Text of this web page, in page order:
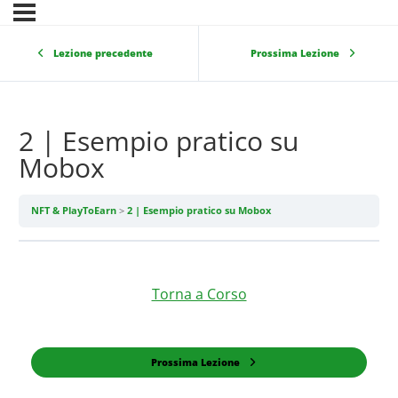
Lezione precedente Prossima Lezione
2 | Esempio pratico su
Mobox
NFT & PlayToEarn 2 | Esempio pratico su Mobox
Torna a Corso
Prossima Lezione